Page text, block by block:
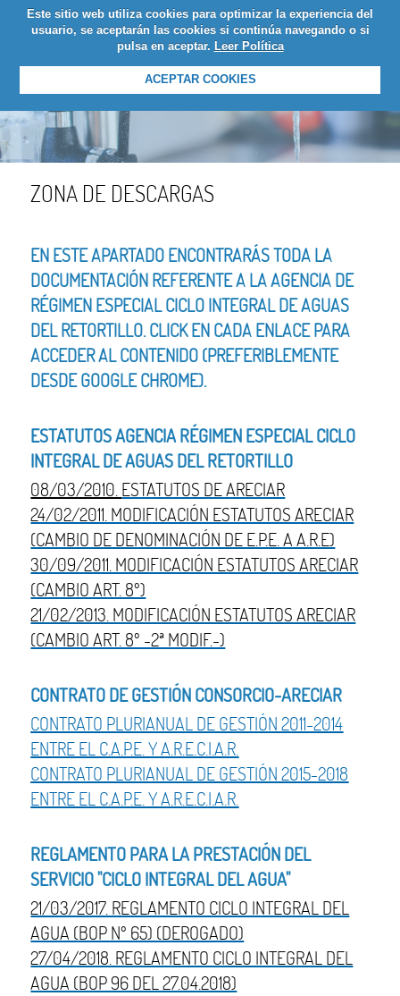
Este sitio web utiliza cookies para optimizar la experiencia del
usuario, se aceptarán las cookies si continúa navegando o si
pulsa en aceptar. Leer Política
ACEPTAR COOKIES
LOGIN
ZONA DE DESCARGAS
EN ESTE APARTADO ENCONTRARÁS TODA LA
DOCUMENTACIÓN REFERENTE A LA AGENCIA DE
RÉGIMEN ESPECIAL CICLO INTEGRAL DE AGUAS
DEL RETORTILLO. CLICK EN CADA ENLACE PARA
ACCEDER AL CONTENIDO (PREFERIBLEMENTE
DESDE GOOGLE CHROME).
ESTATUTOS AGENCIA RÉGIMEN ESPECIAL CICLO
INTEGRAL DE AGUAS DEL RETORTILLO
08/03/2010. ESTATUTOS DE ARECIAR
24/02/2011. MODIFICACIÓN ESTATUTOS ARECIAR
(CAMBIO DE DENOMINACIÓN DE E.P.E. A A.R.E)
30/09/2011. MODIFICACIÓN ESTATUTOS ARECIAR
(CAMBIO ART. 8º)
21/02/2013. MODIFICACIÓN ESTATUTOS ARECIAR
(CAMBIO ART. 8º -2ª MODIF.-)
CONTRATO DE GESTIÓN CONSORCIO-ARECIAR
CONTRATO PLURIANUAL DE GESTIÓN 2011-2014
ENTRE EL C.A.P.E. Y A.R.E.C.I.A.R.
CONTRATO PLURIANUAL DE GESTIÓN 2015-2018
ENTRE EL C.A.P.E. Y A.R.E.C.I.A.R.
REGLAMENTO PARA LA PRESTACIÓN DEL
SERVICIO "CICLO INTEGRAL DEL AGUA"
21/03/2017. REGLAMENTO CICLO INTEGRAL DEL
AGUA (BOP Nº 65) (DEROGADO)
27/04/2018. REGLAMENTO CICLO INTEGRAL DEL
AGUA (BOP 96 DEL 27.04.2018)